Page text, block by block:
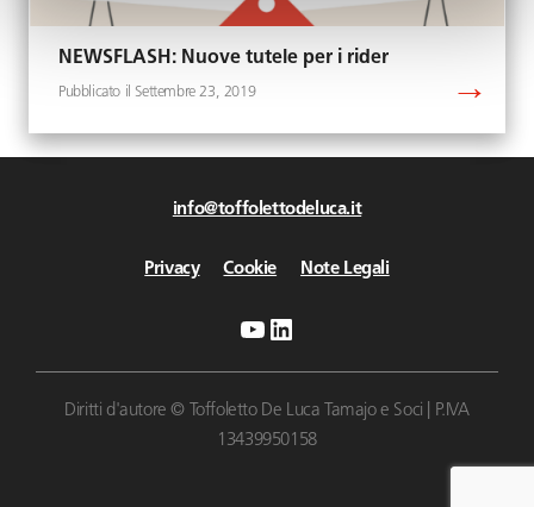
NEWSFLASH: Nuove tutele per i rider
Settembre 23, 2019
info@toffolettodeluca.it
Privacy Cookie Note Legali
YouTube
LinkedIn
Diritti d'autore © Toffoletto De Luca Tamajo e Soci | P.IVA
13439950158